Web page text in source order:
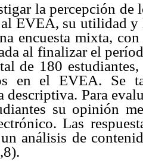
la percepción de
EVEA, su utilidad y
encuesta mixta,
al finalizar el
de 180
en el EVEA. Se
descriptiva. Para
su opinión
Las
análisis de